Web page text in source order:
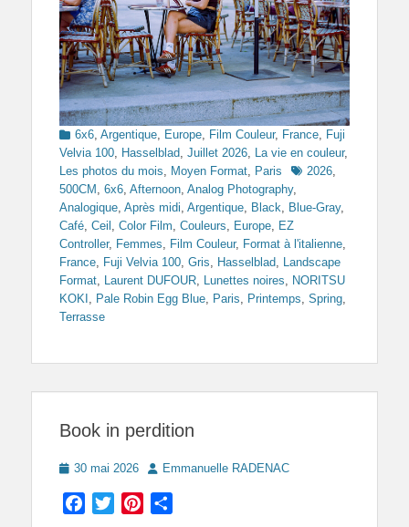
Categories
6x6, Argentique, Europe, Film Couleur, France, Fuji
Velvia 100, Hasselblad, Juillet 2026, La vie en couleur,
Les photos du mois, Moyen Format, Paris Tags2026,
500CM , 6x6, Afternoon, Analog Photography,
Analogique, Après midi, Argentique, Black, Blue-Gray,
Café, Ceil , Color Film, Couleurs, Europe, EZ
Controller, Femmes, Film Couleur, Format à l'italienne,
France, Fuji Velvia 100, Gris, Hasselblad, Landscape
Format, Laurent DUFOUR, Lunettes noires, NORITSU
KOKI , Pale Robin Egg Blue, Paris, Printemps, Spring,
Terrasse
Book in perdition
Posted
30 mai 2026 AuthorEmmanuelle RADENAC
Facebook
TwitterPinterest